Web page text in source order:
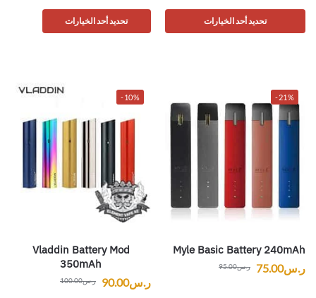
تحديد أحد الخيارات تحديد أحد الخيارات
-21%
Myle Basic Battery 240mAh
ر.س95.00 ر.س75.00
-10%
Vladdin Battery Mod
350mAh
ر.س100.00 ر.س90.00